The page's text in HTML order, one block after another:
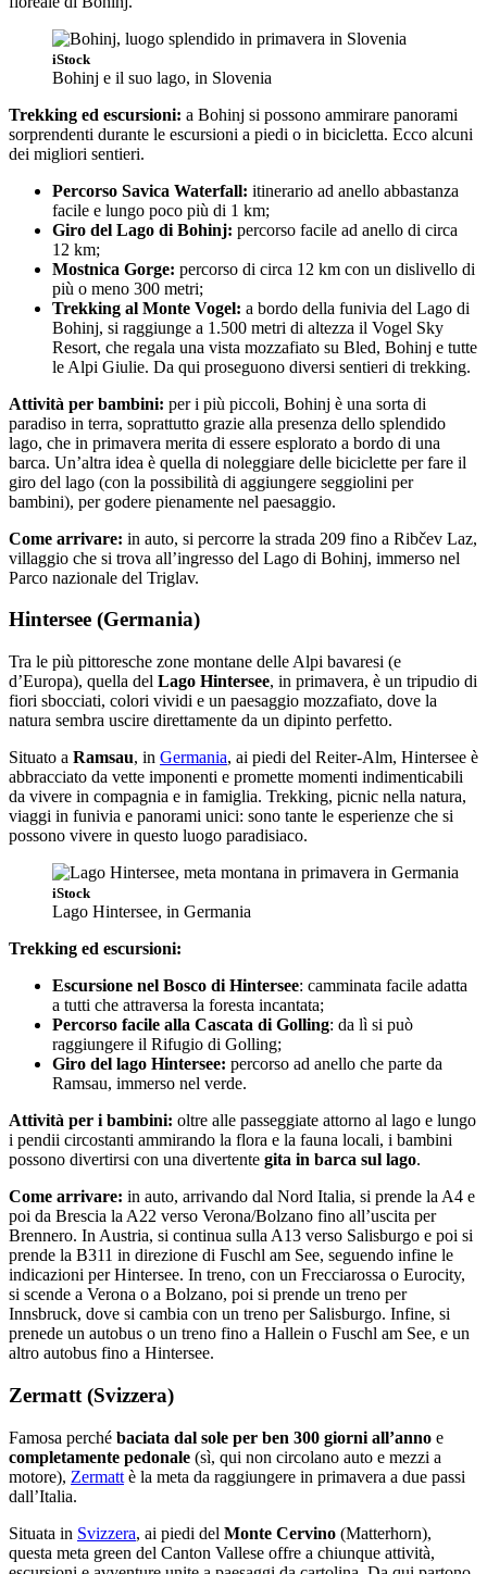
iStock
Bohinj e il suo lago, in Slovenia
Trekking ed escursioni: a Bohinj si possono ammirare panorami
sorprendenti durante le escursioni a piedi o in bicicletta. Ecco alcuni
dei migliori sentieri.
Percorso Savica Waterfall: itinerario ad anello abbastanza
facile e lungo poco più di 1 km;
Giro del Lago di Bohinj: percorso facile ad anello di circa
12 km;
Mostnica Gorge: percorso di circa 12 km con un dislivello di
più o meno 300 metri;
Trekking al Monte Vogel: a bordo della funivia del Lago di
Bohinj, si raggiunge a 1.500 metri di altezza il Vogel Sky
Resort, che regala una vista mozzafiato su Bled, Bohinj e tutte
le Alpi Giulie. Da qui proseguono diversi sentieri di trekking.
Attività per bambini: per i più piccoli, Bohinj è una sorta di
paradiso in terra, soprattutto grazie alla presenza dello splendido
lago, che in primavera merita di essere esplorato a bordo di una
barca. Un’altra idea è quella di noleggiare delle biciclette per fare il
giro del lago (con la possibilità di aggiungere seggiolini per
bambini), per godere pienamente nel paesaggio.
Come arrivare: in auto, si percorre la strada 209 fino a Ribčev Laz,
villaggio che si trova all’ingresso del Lago di Bohinj, immerso nel
Parco nazionale del Triglav.
Hintersee (Germania)
Tra le più pittoresche zone montane delle Alpi bavaresi (e
d’Europa), quella del Lago Hintersee, in primavera, è un tripudio di
fiori sbocciati, colori vividi e un paesaggio mozzafiato, dove la
natura sembra uscire direttamente da un dipinto perfetto.
Situato a Ramsau, in Germania, ai piedi del Reiter-Alm, Hintersee è
abbracciato da vette imponenti e promette momenti indimenticabili
da vivere in compagnia e in famiglia. Trekking, picnic nella natura,
viaggi in funivia e panorami unici: sono tante le esperienze che si
possono vivere in questo luogo paradisiaco.
iStock
Lago Hintersee, in Germania
Trekking ed escursioni:
Escursione nel Bosco di Hintersee: camminata facile adatta
a tutti che attraversa la foresta incantata;
Percorso facile alla Cascata di Golling: da lì si può
raggiungere il Rifugio di Golling;
Giro del lago Hintersee: percorso ad anello che parte da
Ramsau, immerso nel verde.
Attività per i bambini: oltre alle passeggiate attorno al lago e lungo
i pendii circostanti ammirando la flora e la fauna locali, i bambini
possono divertirsi con una divertente gita in barca sul lago.
Come arrivare: in auto, arrivando dal Nord Italia, si prende la A4 e
poi da Brescia la A22 verso Verona/Bolzano fino all’uscita per
Brennero. In Austria, si continua sulla A13 verso Salisburgo e poi si
prende la B311 in direzione di Fuschl am See, seguendo infine le
indicazioni per Hintersee. In treno, con un Frecciarossa o Eurocity,
si scende a Verona o a Bolzano, poi si prende un treno per
Innsbruck, dove si cambia con un treno per Salisburgo. Infine, si
prenede un autobus o un treno fino a Hallein o Fuschl am See, e un
altro autobus fino a Hintersee.
Zermatt (Svizzera)
Famosa perché baciata dal sole per ben 300 giorni all’anno e
completamente pedonale (sì, qui non circolano auto e mezzi a
motore), Zermatt è la meta da raggiungere in primavera a due passi
dall’Italia.
Situata in Svizzera, ai piedi del Monte Cervino (Matterhorn),
questa meta green del Canton Vallese offre a chiunque attività,